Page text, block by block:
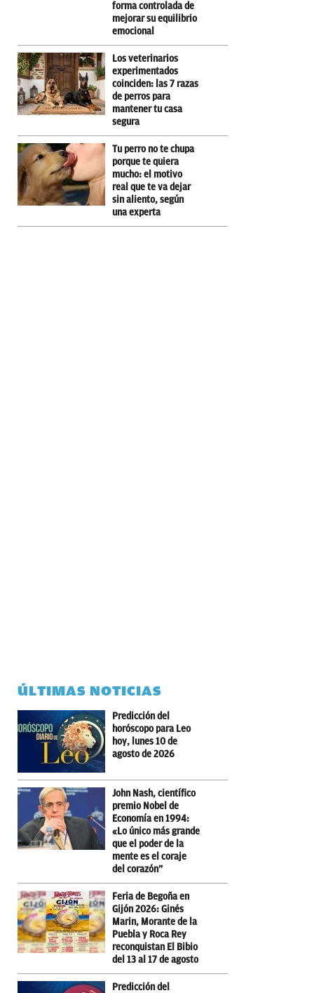
forma controlada de
mejorar su equilibrio
emocional
Los veterinarios
experimentados
coinciden: las 7 razas
de perros para
mantener tu casa
segura
Tu perro no te chupa
porque te quiera
mucho: el motivo
real que te va dejar
sin aliento, según
una experta
ÚLTIMAS NOTICIAS
Predicción del
horóscopo para Leo
hoy, lunes 10 de
agosto de 2026
John Nash, científico
premio Nobel de
Economía en 1994:
«Lo único más grande
que el poder de la
mente es el coraje
del corazón”
Feria de Begoña en
Gijón 2026: Ginés
Marin, Morante de la
Puebla y Roca Rey
reconquistan El Bibio
del 13 al 17 de agosto
Predicción del